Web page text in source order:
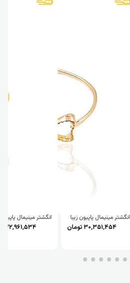
انگشتر مینیمال پاپیون زیبا
30,351,454 تومان 22,961,534 تومان